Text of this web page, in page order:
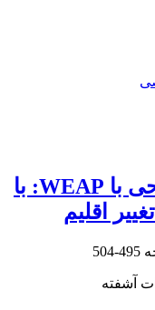
مدیریت بهینه منابع آب سطحی با WEAP: با
اقلیم
495-504
آشفته